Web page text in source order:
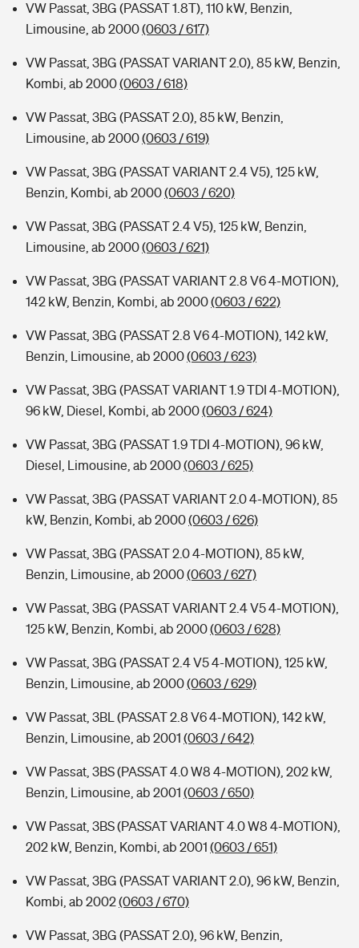
VW Passat, 3BG (PASSAT 1.8T), 110 kW, Benzin,
Limousine, ab 2000(0603 / 617)
VW Passat, 3BG (PASSAT VARIANT 2.0), 85 kW, Benzin,
Kombi, ab 2000(0603 / 618)
VW Passat, 3BG (PASSAT 2.0), 85 kW, Benzin,
Limousine, ab 2000(0603 / 619)
VW Passat, 3BG (PASSAT VARIANT 2.4 V5), 125 kW,
Benzin, Kombi, ab 2000(0603 / 620)
VW Passat, 3BG (PASSAT 2.4 V5), 125 kW, Benzin,
Limousine, ab 2000(0603 / 621)
VW Passat, 3BG (PASSAT VARIANT 2.8 V6 4-MOTION),
142 kW, Benzin, Kombi, ab 2000(0603 / 622)
VW Passat, 3BG (PASSAT 2.8 V6 4-MOTION), 142 kW,
Benzin, Limousine, ab 2000(0603 / 623)
VW Passat, 3BG (PASSAT VARIANT 1.9 TDI 4-MOTION),
96 kW, Diesel, Kombi, ab 2000(0603 / 624)
VW Passat, 3BG (PASSAT 1.9 TDI 4-MOTION), 96 kW,
Diesel, Limousine, ab 2000(0603 / 625)
VW Passat, 3BG (PASSAT VARIANT 2.0 4-MOTION), 85
kW, Benzin, Kombi, ab 2000(0603 / 626)
VW Passat, 3BG (PASSAT 2.0 4-MOTION), 85 kW,
Benzin, Limousine, ab 2000(0603 / 627)
VW Passat, 3BG (PASSAT VARIANT 2.4 V5 4-MOTION),
125 kW, Benzin, Kombi, ab 2000(0603 / 628)
VW Passat, 3BG (PASSAT 2.4 V5 4-MOTION), 125 kW,
Benzin, Limousine, ab 2000(0603 / 629)
VW Passat, 3BL (PASSAT 2.8 V6 4-MOTION), 142 kW,
Benzin, Limousine, ab 2001 (0603 / 642)
VW Passat, 3BS (PASSAT 4.0 W8 4-MOTION), 202 kW,
Benzin, Limousine, ab 2001 (0603 / 650)
VW Passat, 3BS (PASSAT VARIANT 4.0 W8 4-MOTION),
202 kW, Benzin, Kombi, ab 2001 (0603 / 651)
VW Passat, 3BG (PASSAT VARIANT 2.0), 96 kW, Benzin,
Kombi, ab 2002(0603 / 670)
VW Passat, 3BG (PASSAT 2.0), 96 kW, Benzin,